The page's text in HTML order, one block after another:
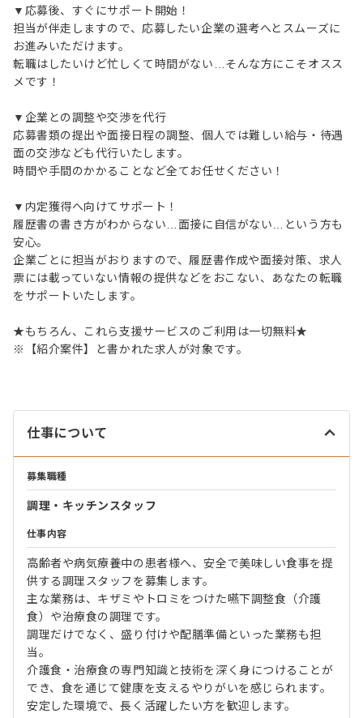
▼応募後、すぐにサポート開始！
担当が伴走しますので、応募したい企業の選考へとスムーズに
お進みいただけます。
転職はしたいけど忙しくて時間がない…そんな方にこそオスス
メです！
▼企業との調整や交渉を代行
応募書類の提出や面接日程の調整、個人では難しい給与・待遇
面の交渉なども代行いたします。
時間や手間のかかることなど全てお任せください！
▼内定獲得へ向けてサポート！
履歴書の書き方がわからない…面接に自信がない…という方も
安心。
企業ごとに担当がおりますので、履歴書作成や面接対策、求人
票には載っていない情報の提供などをおこない、あなたの転職
をサポートいたします。
★もちろん、これら支援サービスのご利用は一切無料★
※【紹介案件】と書かれた求人が対象です。
仕事について
募集職種
調理・キッチンスタッフ
仕事内容
高齢者や病気療養中の患者様へ、安全で美味しい食事を提
供する調理スタッフを募集します。
主な業務は、キザミやトロミをつけた嚥下調整食（介護
食）や治療食の調理です。
調理だけでなく、盛り付けや配膳準備といった業務も担
当。
介護食・治療食の専門知識と技術を深く身につけることが
でき、食を通じて健康を支えるやりがいを感じられます。
安定した環境で、長く活躍したい方を歓迎します。